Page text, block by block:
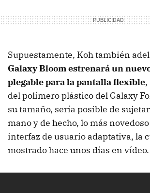
Supuestamente, Koh también
Galaxy Bloom estrenará un
plegable para la pantalla flexible,
del polímero plástico del Galaxy
su tamaño, sería posible de
mano y de hecho, lo más
interfaz de usuario adaptativa, la
mostrado hace unos días en vídeo.